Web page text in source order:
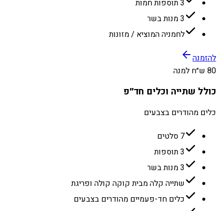
3 תוספות חמות
3 מנות בשר
לחמניה המוציא / מזונות
להזמנה
80 ש״ח למנה
כולל שתייה וכלים חד״פ
כלים מהודרים בצבעים
7 סלטים
3 תוספות
3 מנות בשר
שתייה קלה מבית קוקה קולה ופריגת
כלים חד-פעמיים מהודרים בצבעים